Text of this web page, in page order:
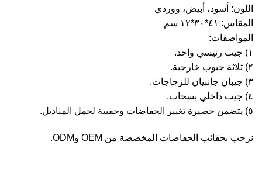
اللون: أسود، أبيض، ووردي
المقاس: ٤١*٣٠*١٢ ​​سم
المواصفات:
١) جيب رئيسي واحد.
٢) ثلاثة جيوب خارجية.
٣) جيبان جانبيان للزجاجات.
٤) جيب داخلي بسحاب.
٥) يتضمن حصيرة تغيير الحفاضات وحقيبة لحمل المناديل.
نرحب بحقائب الحفاضات المخصصة من OEM وODM.